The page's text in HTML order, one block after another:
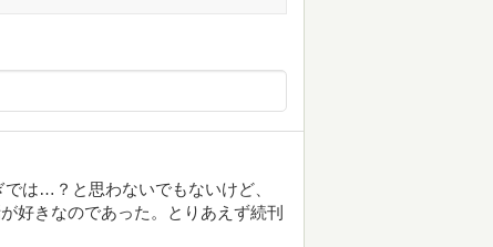
…？と思わないでもないけど、
好きなのであった。とりあえず続刊